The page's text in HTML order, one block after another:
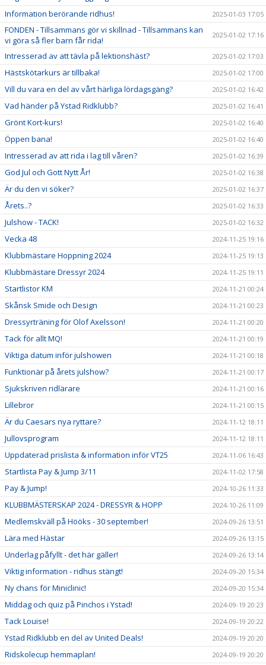
Information berörande ridhus! 2025-01-03 17:05
FONDEN - Tillsammans gör vi skillnad - Tillsammans kan
vi göra så fler barn får rida!
2025-01-02 17:16
Intresserad av att tävla på lektionshäst? 2025-01-02 17:03
Hästskötarkurs är tillbaka! 2025-01-02 17:00
Vill du vara en del av vårt härliga lördagsgäng? 2025-01-02 16:42
Vad händer på Ystad Ridklubb? 2025-01-02 16:41
Grönt Kort-kurs! 2025-01-02 16:40
Öppen bana! 2025-01-02 16:40
Intresserad av att rida i lag till våren? 2025-01-02 16:39
God Jul och Gott Nytt År! 2025-01-02 16:38
Är du den vi söker? 2025-01-02 16:37
Årets..? 2025-01-02 16:33
Julshow - TACK! 2025-01-02 16:32
Vecka 48 2024-11-25 19:16
Klubbmästare Hoppning 2024 2024-11-25 19:13
Klubbmästare Dressyr 2024 2024-11-25 19:11
Startlistor KM 2024-11-21 00:24
Skånsk Smide och Design 2024-11-21 00:23
Dressyrträning för Olof Axelsson! 2024-11-21 00:20
Tack för allt MQ! 2024-11-21 00:19
Viktiga datum inför julshowen 2024-11-21 00:18
Funktionär på årets julshow? 2024-11-21 00:17
Sjukskriven ridlärare 2024-11-21 00:16
Lillebror 2024-11-21 00:15
Är du Caesars nya ryttare? 2024-11-12 18:11
Jullovsprogram 2024-11-12 18:11
Uppdaterad prislista & information inför VT25 2024-11-06 16:43
Startlista Pay & Jump 3/11 2024-11-02 17:58
Pay & Jump! 2024-10-26 11:33
KLUBBMÄSTERSKAP 2024 - DRESSYR & HOPP 2024-10-26 11:09
Medlemskväll på Hööks - 30 september! 2024-09-26 13:51
Lära med Hästar 2024-09-26 13:15
Underlag påfyllt - det här gäller! 2024-09-26 13:14
Viktig information - ridhus stängt! 2024-09-20 15:34
Ny chans för Miniclinic! 2024-09-20 15:34
Middag och quiz på Pinchos i Ystad! 2024-09-19 20:23
Tack Louise! 2024-09-19 20:22
Ystad Ridklubb en del av United Deals! 2024-09-19 20:20
Ridskolecup hemmaplan! 2024-09-19 20:20